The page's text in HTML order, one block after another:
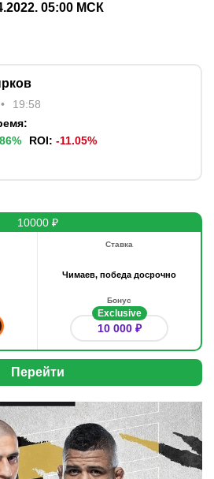
05:00 МСК
19:58
% ROI: -11.05%
10000 ₽
Ставка
Чимаев, победа досрочно
Бонус
Exclusive
10 000 ₽
Перейти